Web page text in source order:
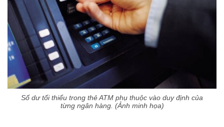
Số dư tối thiểu trong thẻ ATM phụ thuộc vào duy định của
từng ngân hàng. (Ảnh minh họa)